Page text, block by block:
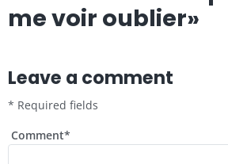
me voir oublier»
Leave a comment
* Required fields
Comment*